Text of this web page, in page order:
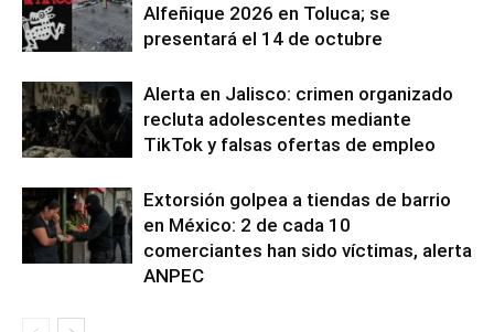
Alfeñique 2026 en Toluca; se
presentará el 14 de octubre
Alerta en Jalisco: crimen organizado
recluta adolescentes mediante
TikTok y falsas ofertas de empleo
Extorsión golpea a tiendas de barrio
en México: 2 de cada 10
comerciantes han sido víctimas, alerta
ANPEC